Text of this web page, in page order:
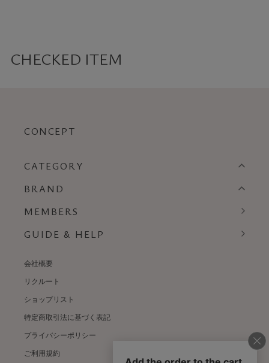
CHECKED ITEM
CONCEPT
CATEGORY
BRAND
MEMBERS
GUIDE & HELP
会社概要
リクルート
ショップリスト
特定商取引法に基づく表記
プライバシーポリシー
ご利用規約